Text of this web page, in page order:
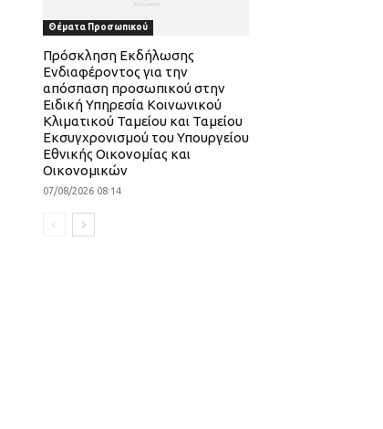
Θέματα Προσωπικού
Πρόσκληση Εκδήλωσης
Ενδιαφέροντος για την
απόσπαση προσωπικού στην
Ειδική Υπηρεσία Κοινωνικού
Κλιματικού Ταμείου και Ταμείου
Εκσυγχρονισμού του Υπουργείου
Εθνικής Οικονομίας και
Οικονομικών
07/08/2026 08:14